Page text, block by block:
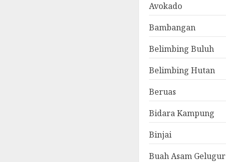
Avokado
Bambangan
Belimbing Buluh
Belimbing Hutan
Beruas
Bidara Kampung
Binjai
Buah Asam Gelugur